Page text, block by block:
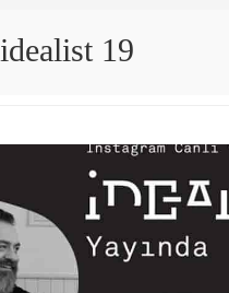
idealist 19